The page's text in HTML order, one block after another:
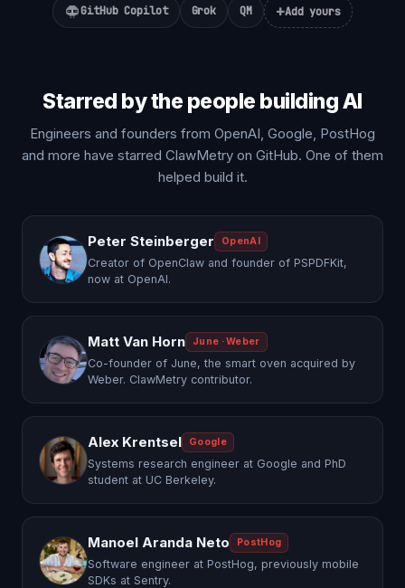
GitHub Copilot Grok QM +Add yours
Starred by the people building AI
Engineers and founders from OpenAI, Google, PostHog
and more have starred ClawMetry on GitHub. One of them
helped build it.
Peter Steinberger OpenAI
Creator of OpenClaw and founder of PSPDFKit,
now at OpenAI.
Matt Van Horn June · Weber
Co-founder of June, the smart oven acquired by
Weber. ClawMetry contributor.
Alex Krentsel Google
Systems research engineer at Google and PhD
student at UC Berkeley.
Manoel Aranda Neto PostHog
Software engineer at PostHog, previously mobile
SDKs at Sentry.